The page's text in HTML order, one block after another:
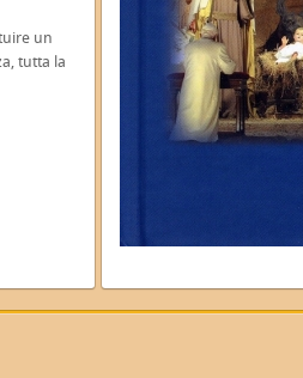
un
tutta la